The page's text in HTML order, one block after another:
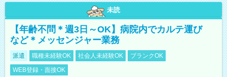
未読
【年齢不問＊週3日～OK】病院内でカルテ運び
など＊メッセンジャー業務
派遣 職種未経験OK 社会人未経験OK
ブランクOK
WEB登録・面接OK